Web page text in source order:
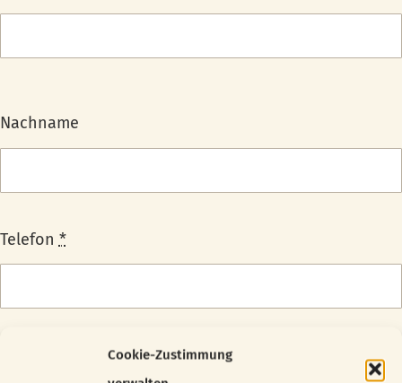
Cookie-Zustimmung
Nachname
Telefon *